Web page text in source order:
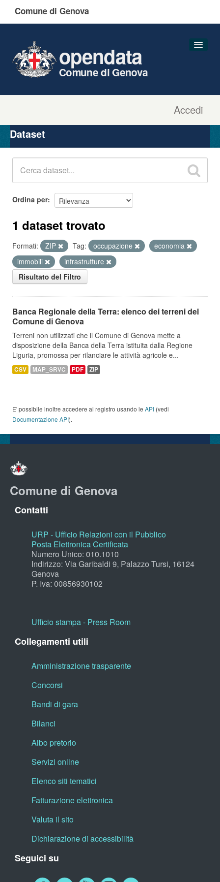
Comune di Genova
Accedi
opendata
Comune di Genova
Organizzazioni
Gruppi
Dataset
Ordina per
1 dataset trovato
Formati: ZIP Tag: occupazione
economia
immobili
infrastrutture
Risultato del Filtro
Banca Regionale della Terra: elenco dei terreni del
Comune di Genova
Terreni non utilizzati che il Comune di Genova mette a
disposizione della Banca della Terra istituita dalla Regione
Liguria, promossa per rilanciare le attività agricole e...
CSV MAP_SRVC PDF ZIP
E' possibile inoltre accedere al registro usando le API (vedi
Documentazione API).
Comune di Genova
Contatti
URP - Ufficio Relazioni con il Pubblico
Posta Elettronica Certificata
Numero Unico: 010.1010
Indirizzo: Via Garibaldi 9, Palazzo Tursi, 16124
Genova
P. Iva: 00856930102
Ufficio stampa - Press Room
Collegamenti utili
Amministrazione trasparente
Concorsi
Bandi di gara
Bilanci
Albo pretorio
Servizi online
Elenco siti tematici
Fatturazione elettronica
Valuta il sito
Dichiarazione di accessibilità
Seguici su